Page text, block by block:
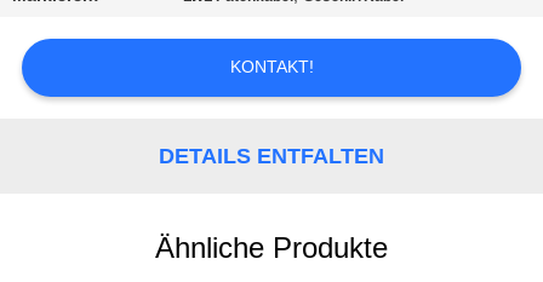
VERBINDUNG
NACHRICHTEN
KONTAKT!
DETAILS ENTFALTEN
Ähnliche Produkte